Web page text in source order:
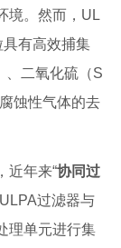
境。然而，UL
有高效捕集
、二氧化硫（S
蚀性气体的去
近年来“协同过
过滤器与
理单元进行集